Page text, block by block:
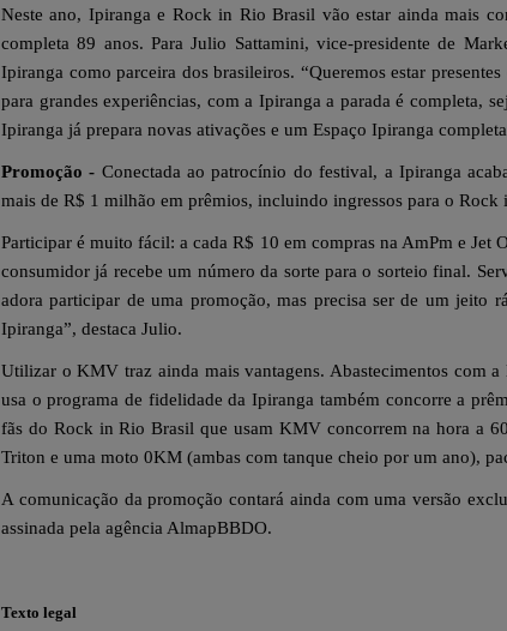
Neste ano, Ipiranga e Rock in Rio Brasil vão estar ainda mais
completa 89 anos. Para Julio Sattamini, vice-presidente de
Ipiranga como parceira dos brasileiros. “Queremos estar
para grandes experiências, com a Ipiranga a parada é completa,
Ipiranga já prepara novas ativações e um Espaço Ipiranga
Promoção - Conectada ao patrocínio do festival, a Ipiranga
mais de R$ 1 milhão em prêmios, incluindo ingressos para o Rock
Participar é muito fácil: a cada R$ 10 em compras na AmPm e
consumidor já recebe um número da sorte para o sorteio final.
adora participar de uma promoção, mas precisa ser de um jeito
Ipiranga”, destaca Julio.
Utilizar o KMV traz ainda mais vantagens. Abastecimentos com
usa o programa de fidelidade da Ipiranga também concorre a
fãs do Rock in Rio Brasil que usam KMV concorrem na hora a
Triton e uma moto 0KM (ambas com tanque cheio por um ano),
A comunicação da promoção contará ainda com uma versão
assinada pela agência AlmapBBDO.
Texto legal